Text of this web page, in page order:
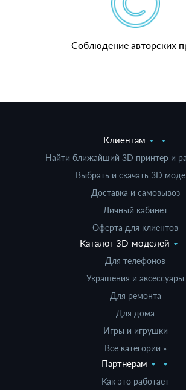
Соблюдение авторских
Клиентам
Найти ближайший 3D принтер и
Выбрать и скачать 3D
Доставка и самовывоз
Личный кабинет
Оферта для клиентов
Каталог 3D-моделей
Для телефонов
Украшения и аксессуары
Для ремонта
Для дома
Игры и игрушки
Все категории »
Партнерам
Как это работает